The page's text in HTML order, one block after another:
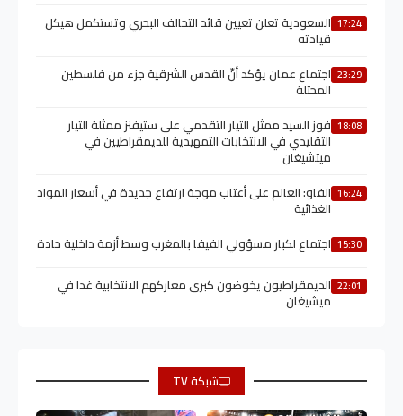
17:24 السعودية تعلن تعيين قائد التحالف البحري وتستكمل هيكل
قيادته
23:29 اجتماع عمان يؤكد أنّ القدس الشرقية جزء من فلسطين
المحتلة
18:08 فوز السيد ممثل التيار التقدمي على ستيفنز ممثلة التيار
التقليدي في الانتخابات التمهيدية للديمقراطيين في
ميتشيغان
16:24 الفاو: العالم على أعتاب موجة ارتفاع جديدة في أسعار المواد
الغذائية
15:30 اجتماع لكبار مسؤولي الفيفا بالمغرب وسط أزمة داخلية حادة
22:01 الديمقراطيون يخوضون كبرى معاركهم الانتخابية غدا في
ميشيغان
شبكة TV